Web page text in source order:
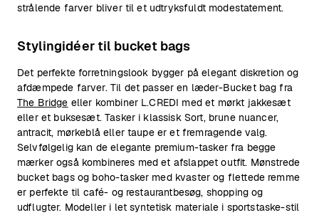
strålende farver bliver til et udtryksfuldt modestatement.
Stylingidéer til bucket bags
Det perfekte forretningslook bygger på elegant diskretion og
afdæmpede farver. Til det passer en læder-Bucket bag fra
The Bridge eller kombiner L.CREDI med et mørkt jakkesæt
eller et buksesæt. Tasker i klassisk Sort, brune nuancer,
antracit, mørkeblå eller taupe er et fremragende valg.
Selvfølgelig kan de elegante premium-tasker fra begge
mærker også kombineres med et afslappet outfit. Mønstrede
bucket bags og boho-tasker med kvaster og flettede remme
er perfekte til café- og restaurantbesøg, shopping og
udflugter. Modeller i let syntetisk materiale i sportstaske-stil